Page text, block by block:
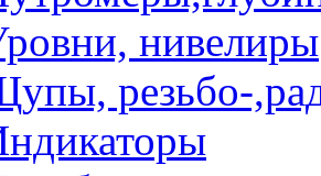
нивелиры
резьбо-